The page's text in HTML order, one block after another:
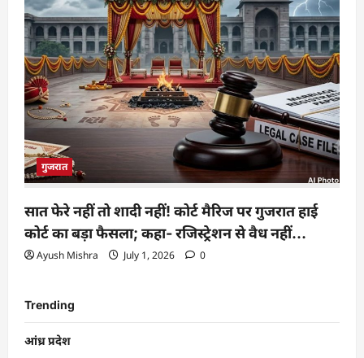
गुजरात
सात फेरे नहीं तो शादी नहीं! कोर्ट मैरिज पर गुजरात हाई
कोर्ट का बड़ा फैसला; कहा- रजिस्ट्रेशन से वैध नहीं…
Ayush Mishra July 1, 2026 0
Trending
आंध्र प्रदेश